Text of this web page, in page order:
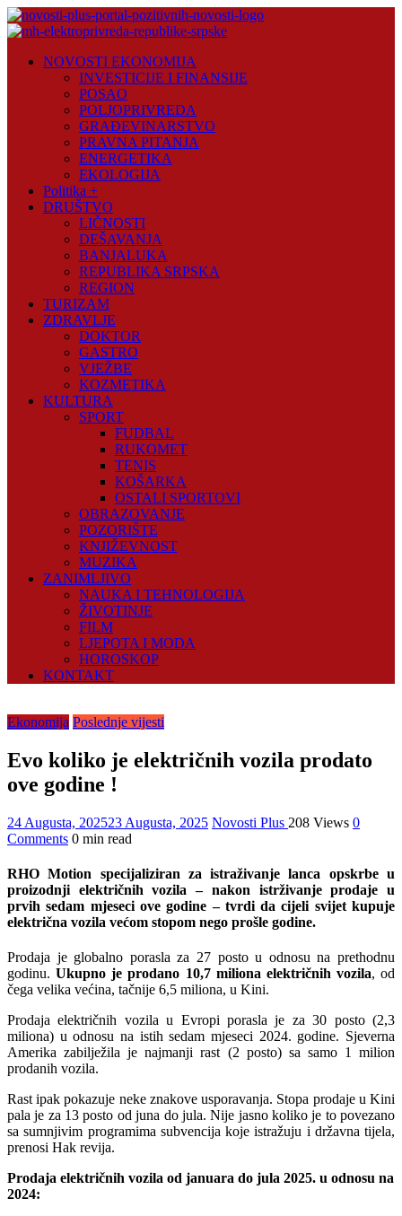
Skip
to
Plus
NOVOSTI EKONOMIJA
INVESTICIJE I FINANSIJE
POSAO
POLJOPRIVREDA
GRAĐEVINARSTVO
PRAVNA PITANJA
ENERGETIKA
EKOLOGIJA
Politika +
DRUŠTVO
LIČNOSTI
DEŠAVANJA
BANJALUKA
REPUBLIKA SRPSKA
REGION
TURIZAM
ZDRAVLJE
DOKTOR
GASTRO
VJEŽBE
KOZMETIKA
KULTURA
SPORT
FUDBAL
RUKOMET
TENIS
KOŠARKA
OSTALI SPORTOVI
OBRAZOVANJE
POZORIŠTE
KNJIŽEVNOST
MUZIKA
ZANIMLJIVO
NAUKA I TEHNOLOGIJA
ŽIVOTINJE
FILM
LJEPOTA I MODA
HOROSKOP
KONTAKT
Ekonomija Poslednje vijesti
Evo koliko je električnih vozila prodato
ove godine !
24 Augusta, 202523 Augusta, 2025 Novosti Plus 208 Views 0
Comments 0 min read
RHO Motion specijaliziran za istraživanje lanca opskrbe u
proizodnji električnih vozila – nakon istrživanje prodaje u
prvih sedam mjeseci ove godine – tvrdi da cijeli svijet kupuje
električna vozila većom stopom nego prošle godine.
Prodaja je globalno porasla za 27 posto u odnosu na prethodnu
godinu.Ukupno je prodano 10,7 miliona električnih vozila, od
čega velika većina, tačnije 6,5 miliona, u Kini.
Prodaja električnih vozila u Evropi porasla je za 30 posto (2,3
miliona) u odnosu na istih sedam mjeseci 2024. godine. Sjeverna
Amerika zabilježila je najmanji rast (2 posto) sa samo 1 milion
prodanih vozila.
Rast ipak pokazuje neke znakove usporavanja. Stopa prodaje u Kini
pala je za 13 posto od juna do jula. Nije jasno koliko je to povezano
sa sumnjivim programima subvencija koje istražuju i državna tijela,
prenosi Hak revija.
Prodaja električnih vozila od januara do jula 2025. u odnosu na
2024: